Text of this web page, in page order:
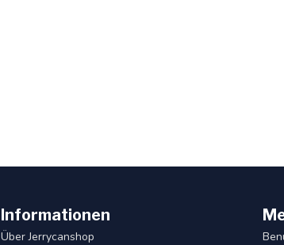
Informationen
Über Jerrycanshop